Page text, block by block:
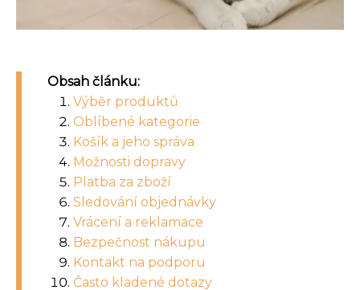
Obsah článku:
Výběr produktů
Oblíbené kategorie
Košík a jeho správa
Možnosti dopravy
Platba za zboží
Sledování objednávky
Vrácení a reklamace
Bezpečnost nákupu
Kontakt na podporu
Často kladené dotazy